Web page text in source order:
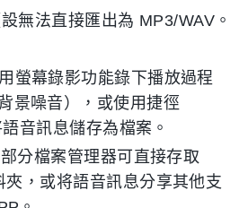
無法直接匯出為 MP3/WAV。
螢幕錄影功能錄下播放過程
景噪音），或使用捷徑
音訊息儲存為檔案。
部分檔案管理器可直接存取
夾，或将語音訊息分享其他支